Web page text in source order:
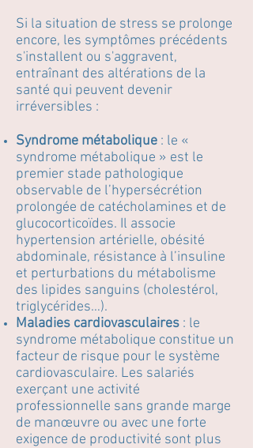
Si la situation de stress se prolonge
encore, les symptômes précédents
s'installent ou s'aggravent,
entraînant des altérations de la
santé qui peuvent devenir
irréversibles :
Syndrome métabolique : le «
syndrome métabolique » est le
premier stade pathologique
observable de l’hypersécrétion
prolongée de catécholamines et de
glucocorticoïdes. Il associe
hypertension artérielle, obésité
abdominale, résistance à l’insuline
et perturbations du métabolisme
des lipides sanguins (cholestérol,
triglycérides…).
Maladies cardiovasculaires : le
syndrome métabolique constitue un
facteur de risque pour le système
cardiovasculaire. Les salariés
exerçant une activité
professionnelle sans grande marge
de manœuvre ou avec une forte
exigence de productivité sont plus